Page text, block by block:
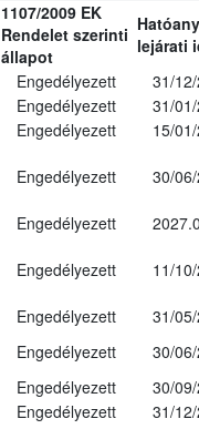
1107/2009 EK
Rendelet szerinti
állapot
lejárati
Engedélyezett
31/
Engedélyezett
31/
Engedélyezett
15/
Engedélyezett 30/
Engedélyezett
Engedélyezett 11/
Engedélyezett
31/
Engedélyezett
30/
Engedélyezett
30/
Engedélyezett
31/